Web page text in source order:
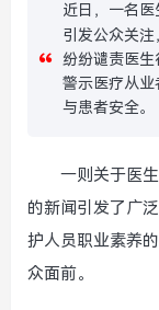
近日，一名医
引发公众关
纷纷谴责医
警示医疗从
与患者安全。
一则关于医
的新闻引发了广
护人员职业素养
众面前。